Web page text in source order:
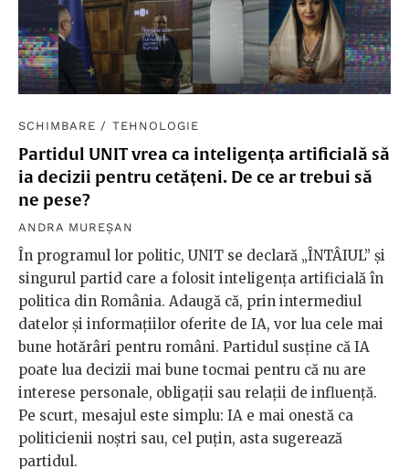
SCHIMBARE / TEHNOLOGIE
Partidul UNIT vrea ca inteligența artificială să
ia decizii pentru cetățeni. De ce ar trebui să
ne pese?
ANDRA MUREȘAN
În programul lor politic, UNIT se declară „ÎNTÂIUL” și
singurul partid care a folosit inteligența artificială în
politica din România. Adaugă că, prin intermediul
datelor și informațiilor oferite de IA, vor lua cele mai
bune hotărâri pentru români. Partidul susține că IA
poate lua decizii mai bune tocmai pentru că nu are
interese personale, obligații sau relații de influență.
Pe scurt, mesajul este simplu: IA e mai onestă ca
politicienii noștri sau, cel puțin, asta sugerează
partidul.